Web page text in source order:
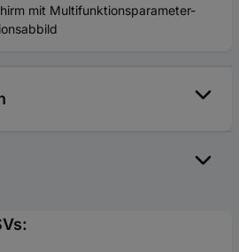
mit Multifunktionsparameter-